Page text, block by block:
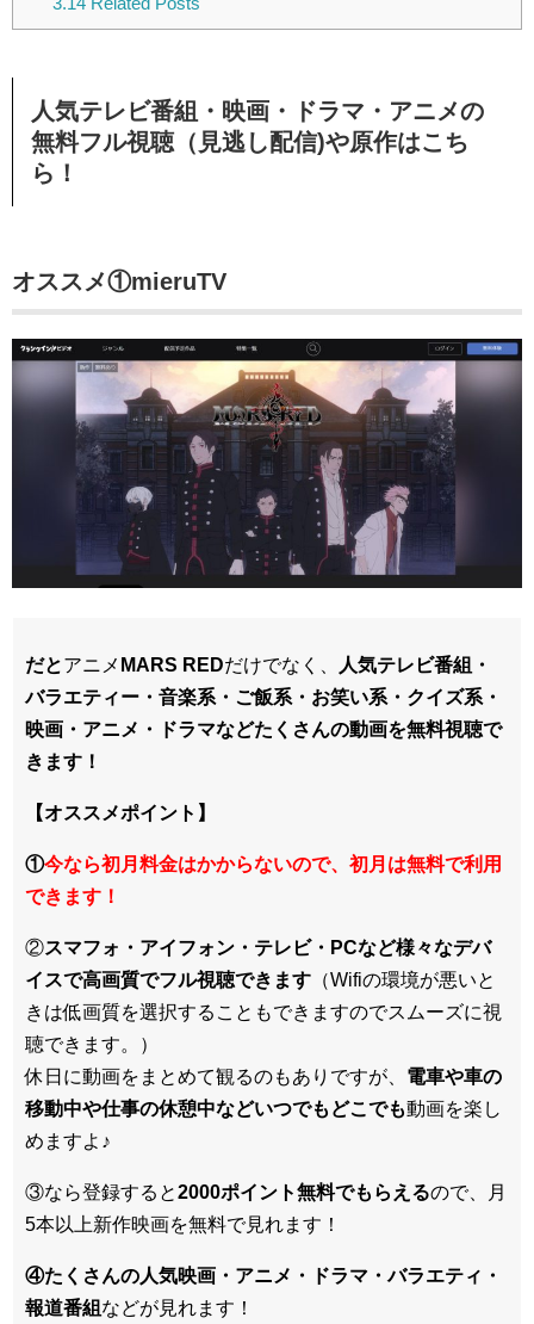
人気テレビ番組・映画・ドラマ・アニメの
無料フル視聴（見逃し配信)や原作はこち
ら！
オススメ①mieruTV
だとアニメ MARS REDだけでなく、
人気テレビ番組・
バラエティー・音楽系・ご飯系・お笑い系・クイズ系・
映画・アニメ・ドラマなどたくさんの動画を無料視聴で
きます！
【オススメポイント】
①今なら初月料金はかからないので、初月は無料で利用
できます！
②スマフォ・アイフォン・テレビ・PCなど様々なデバ
イスで高画質でフル視聴できます （Wifiの環境が悪いと
きは低画質を選択することもできますのでスムーズに視
聴できます。）
休日に動画をまとめて観るのもありですが、 電車や車の
移動中や仕事の休憩中などいつでもどこでも動画を楽し
めますよ♪
③なら登録すると2000ポイント無料でもらえるので、月
5本以上新作映画を無料で見れます！
④たくさんの人気映画・アニメ・ドラマ・バラエティ・
報道番組 などが見れます！